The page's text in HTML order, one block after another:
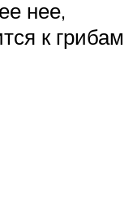
нее,
к грибам